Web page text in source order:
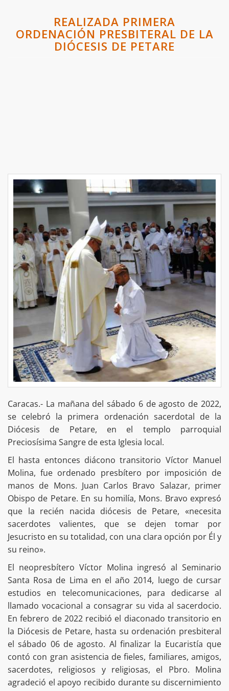
REALIZADA PRIMERA
ORDENACIÓN PRESBITERAL DE LA
DIÓCESIS DE PETARE
Caracas.- La mañana del sábado 6 de agosto de 2022,
se celebró la primera ordenación sacerdotal de la
Diócesis de Petare, en el templo parroquial
Preciosísima Sangre de esta Iglesia local.
El hasta entonces diácono transitorio Víctor Manuel
Molina, fue ordenado presbítero por imposición de
manos de Mons. Juan Carlos Bravo Salazar, primer
Obispo de Petare. En su homilía, Mons. Bravo expresó
que la recién nacida diócesis de Petare, «necesita
sacerdotes valientes, que se dejen tomar por
Jesucristo en su totalidad, con una clara opción por Él y
su reino».
El neopresbítero Víctor Molina ingresó al Seminario
Santa Rosa de Lima en el año 2014, luego de cursar
estudios en telecomunicaciones, para dedicarse al
llamado vocacional a consagrar su vida al sacerdocio.
En febrero de 2022 recibió el diaconado transitorio en
la Diócesis de Petare, hasta su ordenación presbiteral
el sábado 06 de agosto. Al finalizar la Eucaristía que
contó con gran asistencia de fieles, familiares, amigos,
sacerdotes, religiosos y religiosas, el Pbro. Molina
agradeció el apoyo recibido durante su discernimiento